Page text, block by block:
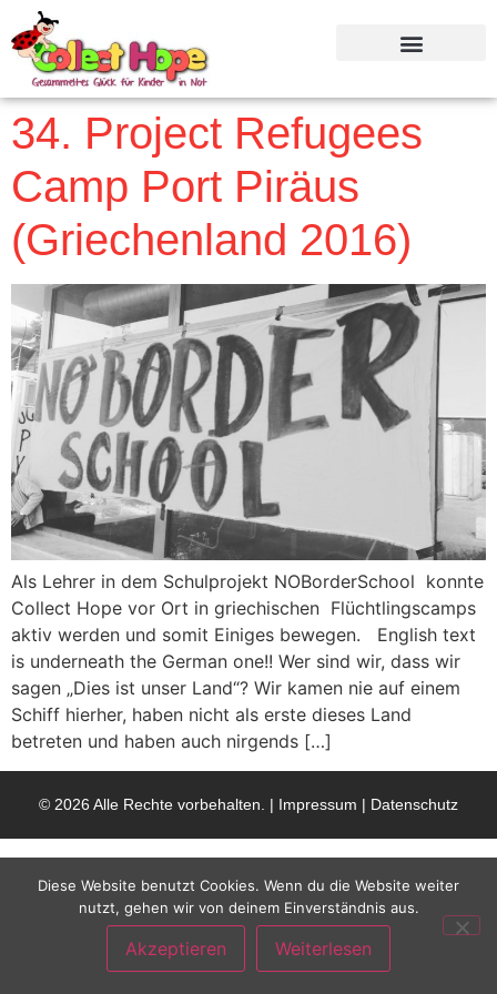
34. Project Refugees
Camp Port Piräus
(Griechenland 2016)
Als Lehrer in dem Schulprojekt NOBorderSchool konnte
Collect Hope vor Ort in griechischen Flüchtlingscamps
aktiv werden und somit Einiges bewegen. English text
is underneath the German one!! Wer sind wir, dass wir
sagen „Dies ist unser Land“? Wir kamen nie auf einem
Schiff hierher, haben nicht als erste dieses Land
betreten und haben auch nirgends […]
© 2026 Alle Rechte vorbehalten. | Impressum | Datenschutz
Diese Website benutzt Cookies. Wenn du die Website weiter
nutzt, gehen wir von deinem Einverständnis aus.
Akzeptieren Weiterlesen